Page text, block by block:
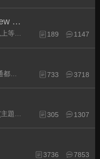
新品販賣區 Brand new Plaza
正式啟用(為免爭議720p以上等級發表限定) 189 1147
733 3718
305 1307
3736 7853